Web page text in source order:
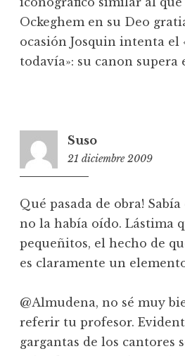
Ockeghem en su Deo
ocasión Josquin intenta el
todavía»: su canon supera
Suso
21 diciembre 2009
Qué pasada de obra!
no la había oído. Lástima
pequeñitos, el hecho de
es claramente un
@Almudena, no sé muy
referir tu profesor.
gargantas de los cantores